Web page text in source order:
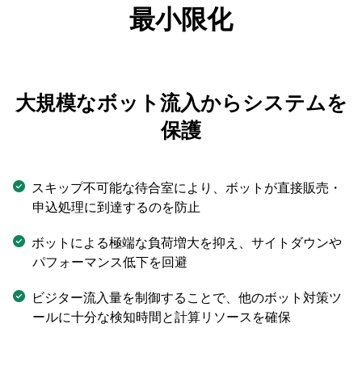
最小限化
大規模なボット流入からシステムを
保護
スキップ不可能な待合室により、ボットが直接販売・
申込処理に到達するのを防止
ボットによる極端な負荷増大を抑え、サイトダウンや
パフォーマンス低下を回避
ビジター流入量を制御することで、他のボット対策ツ
ールに十分な検知時間と計算リソースを確保